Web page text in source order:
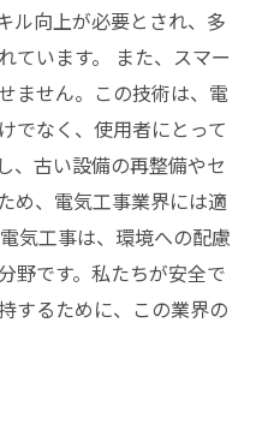
ル向上が必要とされ、多
ています。 また、スマー
ません。この技術は、電
でなく、使用者にとって
、古い設備の再整備やセ
め、電気工事業界には適
気工事は、環境への配慮
野です。私たちが安全で
するために、この業界の